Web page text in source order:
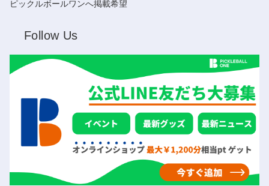
ピックルボールワンへ掲載希望
Follow Us